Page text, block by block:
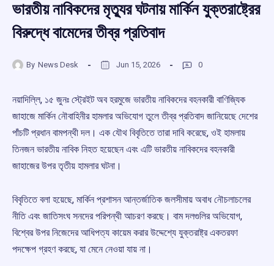
ভারতীয় নাবিকদের মৃত্যুর ঘটনায় মার্কিন যুক্তরাষ্ট্রের
বিরুদ্ধে বামেদের তীব্র প্রতিবাদ
By News Desk Jun 15, 2026 0
নয়াদিল্লি, ১৫ জুনঃ স্ট্রেইট অব হরমুজে ভারতীয় নাবিকদের বহনকারী বাণিজ্যিক
জাহাজে মার্কিন নৌবাহিনীর হামলার অভিযোগ তুলে তীব্র প্রতিবাদ জানিয়েছে দেশের
পাঁচটি প্রধান বামপন্থী দল। এক যৌথ বিবৃতিতে তারা দাবি করেছে, ওই হামলায়
তিনজন ভারতীয় নাবিক নিহত হয়েছেন এবং এটি ভারতীয় নাবিকদের বহনকারী
জাহাজের উপর তৃতীয় হামলার ঘটনা।
বিবৃতিতে বলা হয়েছে, মার্কিন প্রশাসন আন্তর্জাতিক জলসীমায় অবাধ নৌচলাচলের
নীতি এবং জাতিসংঘ সনদের পরিপন্থী আচরণ করছে। বাম দলগুলির অভিযোগ,
বিশ্বের উপর নিজেদের আধিপত্য কায়েম করার উদ্দেশ্যে যুক্তরাষ্ট্র একতরফা
পদক্ষেপ গ্রহণ করছে, যা মেনে নেওয়া যায় না।